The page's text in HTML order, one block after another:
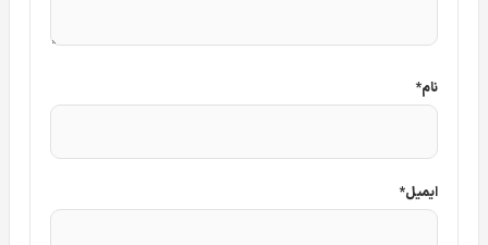
دوربین دید در شب رنگی
تحت شبکه IP داهوا DH-IPC-HFW3549EP-AS-LED
نام*
ایمیل*